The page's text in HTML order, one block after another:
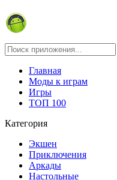
Главная
Моды к играм
Игры
ТОП 100
Категория
Экшен
Приключения
Аркады
Настольные